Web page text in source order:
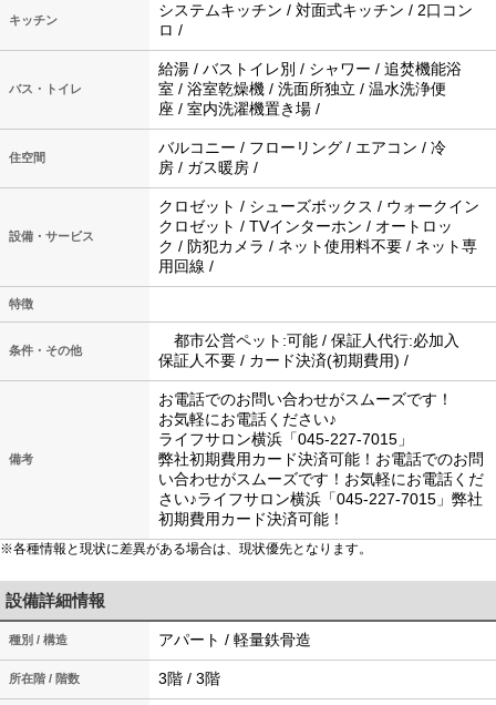
キッチン
システムキッチン / 対面式キッチン / 2口コン
ロ /
バス・トイレ
給湯 / バストイレ別 / シャワー / 追焚機能浴
室 / 浴室乾燥機 / 洗面所独立 / 温水洗浄便
座 / 室内洗濯機置き場 /
住空間
バルコニー / フローリング / エアコン / 冷
房 / ガス暖房 /
設備・サービス
クロゼット / シューズボックス / ウォークイン
クロゼット / TVインターホン / オートロッ
ク / 防犯カメラ / ネット使用料不要 / ネット専
用回線 /
特徴
条件・その他
都市公営ペット:可能 / 保証人代行:必加入
保証人不要 / カード決済(初期費用) /
備考
お電話でのお問い合わせがスムーズです！
お気軽にお電話ください♪
ライフサロン横浜「045-227-7015」
弊社初期費用カード決済可能！お電話でのお問
い合わせがスムーズです！お気軽にお電話くだ
さい♪ライフサロン横浜「045-227-7015」弊社
初期費用カード決済可能！
※各種情報と現状に差異がある場合は、現状優先となります。
設備詳細情報
種別 / 構造 アパート / 軽量鉄骨造
所在階 / 階数 3階 / 3階